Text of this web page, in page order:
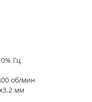
Гц
об/мин
мм